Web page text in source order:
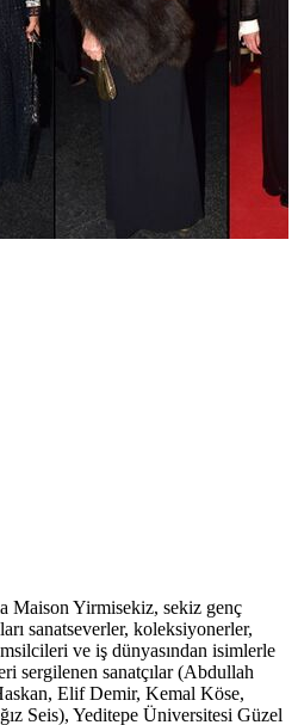
Maison Yirmisekiz, sekiz genç
sanatseverler, koleksiyonerler,
ve iş dünyasından isimlerle
sergilenen sanatçılar (Abdullah
Elif Demir, Kemal Köse,
Seis), Yeditepe Üniversitesi Güzel